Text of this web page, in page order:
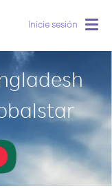
Inicie sesión